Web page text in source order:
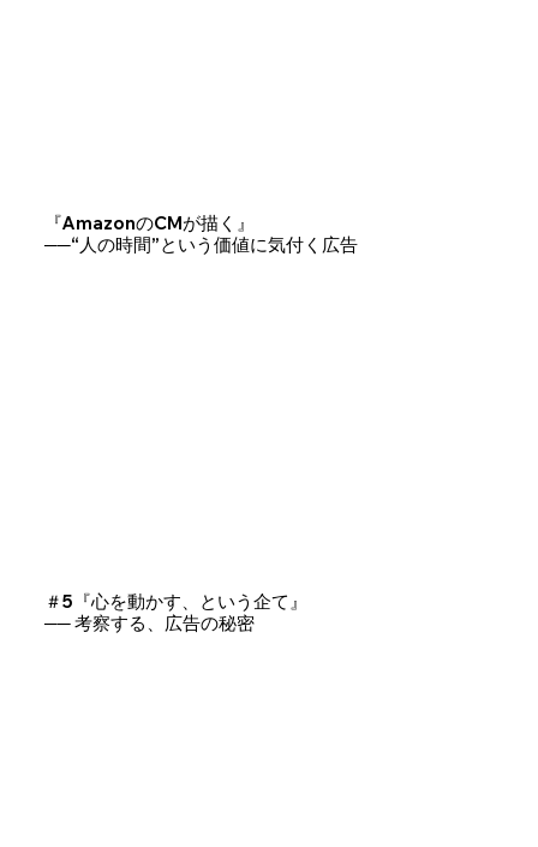
『AmazonのCMが描く』
──“人の時間”という価値に気付く広告
＃5『心を動かす、という企て』
── 考察する、広告の秘密